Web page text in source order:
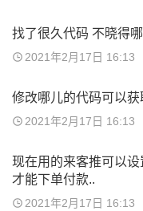
找了很久代码 不晓得
2021年2月17日 16:13
修改哪儿的代码可以获
2021年2月17日 16:13
现在用的来客推可以
才能下单付款..
2021年2月17日 16:13